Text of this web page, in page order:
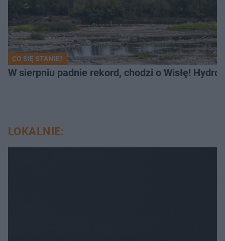
CO SIĘ STANIE?
W sierpniu padnie rekord, chodzi o Wisłę!
LOKALNIE: